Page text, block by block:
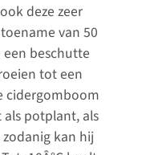
deze zeer
van 50
beschutte
tot een
cidergomboom
als potplant, als
kan hij